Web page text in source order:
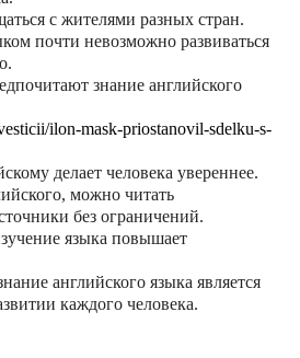
с жителями разных стран.
почти невозможно развиваться
знание английского
ilon-mask-priostanovil-sdelku-s-
делает человека увереннее.
можно читать
без ограничений.
языка повышает
английского языка является
каждого человека.